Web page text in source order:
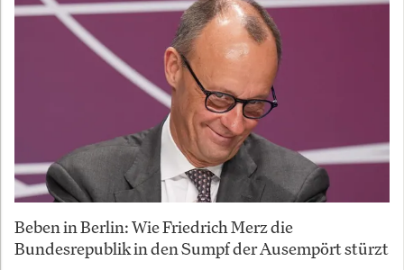
Beben in Berlin: Wie Friedrich Merz die
Bundesrepublik in den Sumpf der Ausempört stürzt